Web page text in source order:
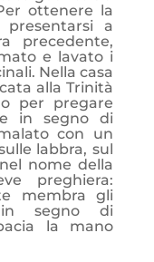
ottenere la
a
precedente,
e lavato i
Nella casa
alla Trinità
per pregare
in segno di
con un
labbra, sul
nome della
preghiera:
membra gli
in segno di
la mano